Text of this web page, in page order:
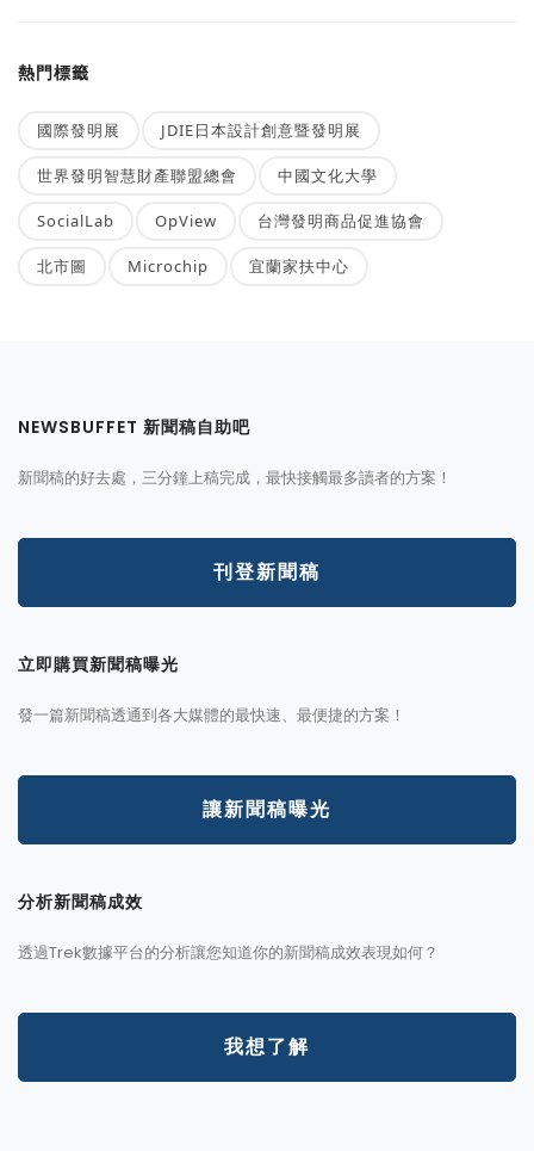
熱門標籤
國際發明展 JDIE日本設計創意暨發明展
世界發明智慧財產聯盟總會 中國文化大學
SocialLab OpView 台灣發明商品促進協會
北市圖 Microchip 宜蘭家扶中心
NEWSBUFFET 新聞稿自助吧
新聞稿的好去處，三分鐘上稿完成，最快接觸最多讀者的方案！
刊登新聞稿
立即購買新聞稿曝光
發一篇新聞稿透通到各大媒體的最快速、最便捷的方案！
讓新聞稿曝光
分析新聞稿成效
透過Trek數據平台的分析讓您知道你的新聞稿成效表現如何？
我想了解